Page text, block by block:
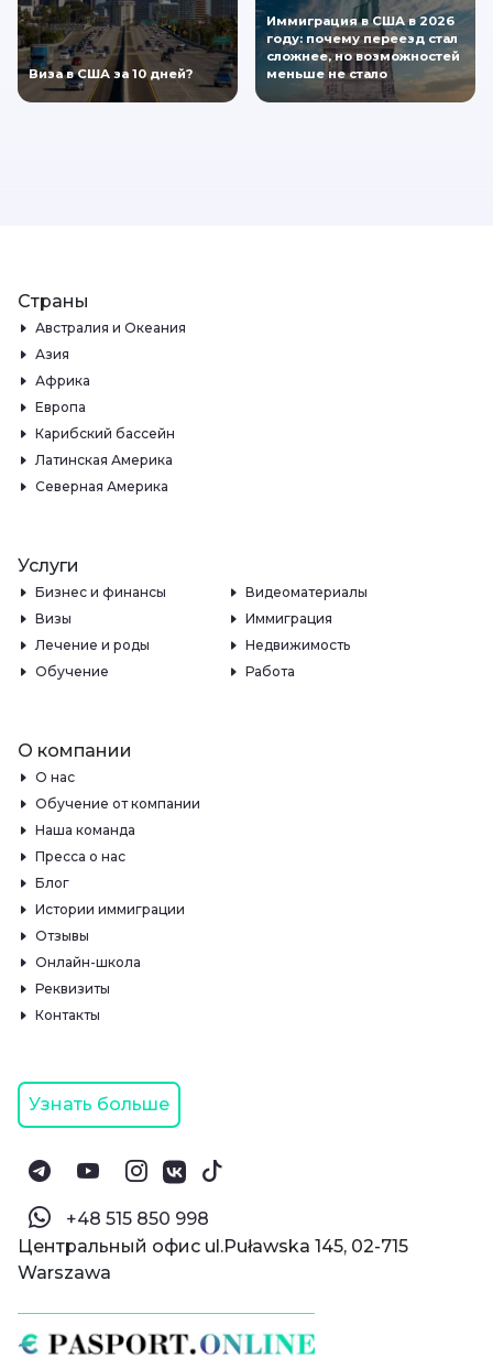
Виза в США за 10 дней?
Иммиграция в США в 2026
году: почему переезд стал
сложнее, но возможностей
меньше не стало
Страны
Австралия и Океания
Азия
Африка
Европа
Карибский бассейн
Латинская Америка
Северная Америка
Услуги
Бизнес и финансы
Видеоматериалы
Визы
Иммиграция
Лечение и роды
Недвижимость
Обучение
Работа
О компании
О нас
Обучение от компании
Наша команда
Пресса о нас
Блог
Истории иммиграции
Отзывы
Онлайн-школа
Реквизиты
Контакты
Узнать больше
‪+48 515 850 998‬
Центральный офис ul.Puławska 145, 02-715
Warszawa